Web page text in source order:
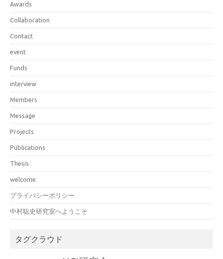
Awards
Collaboration
Contact
event
Funds
interview
Members
Message
Projects
Publications
Thesis
welcome
プライバシーポリシー
中村聡史研究室へようこそ
タグクラウド